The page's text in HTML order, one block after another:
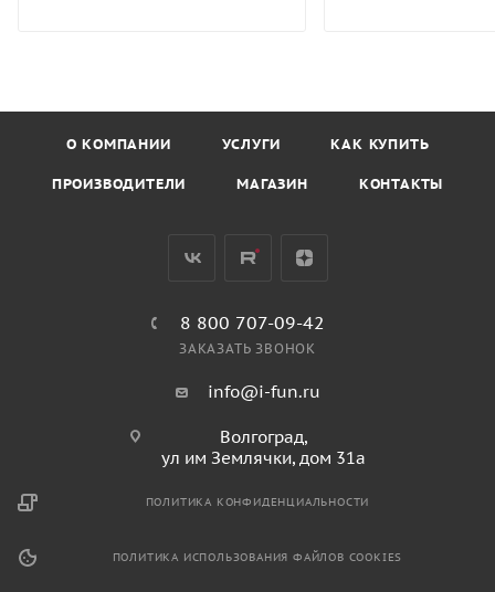
О КОМПАНИИ УСЛУГИ КАК КУПИТЬ
ПРОИЗВОДИТЕЛИ МАГАЗИН КОНТАКТЫ
8 800 707-09-42
ЗАКАЗАТЬ ЗВОНОК
info@i-fun.ru
Волгоград,
ул им Землячки, дом 31а
ПОЛИТИКА КОНФИДЕНЦИАЛЬНОСТИ
ПОЛИТИКА ИСПОЛЬЗОВАНИЯ ФАЙЛОВ COOKIES